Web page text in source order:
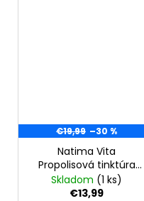
€19,99 –30 %
Natima Vita
Propolisová tinktúra
40% - 50 ml
Skladom (1 ks)
€13,99